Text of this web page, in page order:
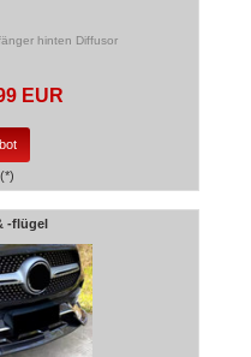
hinten Diffusor
EUR
-flügel